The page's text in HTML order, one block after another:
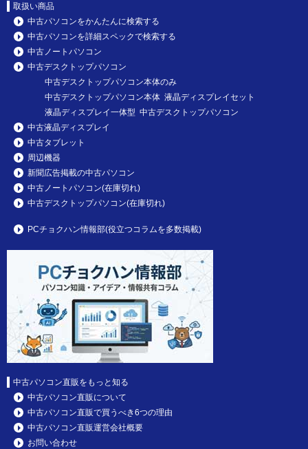
取扱い商品
中古パソコンをかんたんに検索する
中古パソコンを詳細スペックで検索する
中古ノートパソコン
中古デスクトップパソコン
中古デスクトップパソコン本体のみ
中古デスクトップパソコン本体 液晶ディスプレイセット
液晶ディスプレイ一体型 中古デスクトップパソコン
中古液晶ディスプレイ
中古タブレット
周辺機器
新聞広告掲載の中古パソコン
中古ノートパソコン(在庫切れ)
中古デスクトップパソコン(在庫切れ)
PCチョクハン情報部(役立つコラムを多数掲載)
中古パソコン直販をもっと知る
中古パソコン直販について
中古パソコン直販で買うべき6つの理由
中古パソコン直販運営会社概要
お問い合わせ